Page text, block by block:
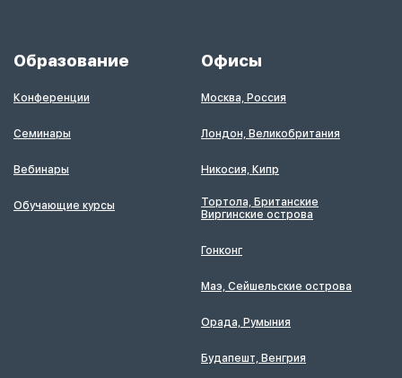
Образование
Конференции
Семинары
Вебинары
Обучающие курсы
Офисы
Москва, Россия
Лондон, Великобритания
Никосия, Кипр
Тортола, Британские
Виргинские острова
Гонконг
Маэ, Сейшельские острова
Орада, Румыния
Будапешт, Венгрия